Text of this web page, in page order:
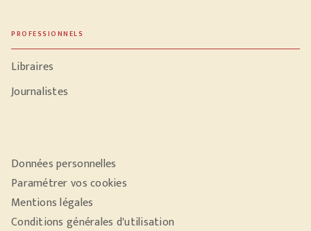
PROFESSIONNELS
Libraires
Journalistes
Données personnelles
Paramétrer vos cookies
Mentions légales
Conditions générales d'utilisation